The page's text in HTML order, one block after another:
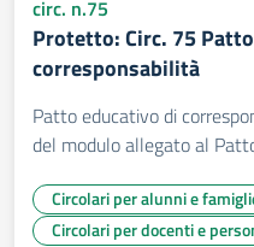
circ. n.75
Protetto: Circ. 75
corresponsabilità
Patto educativo di
del modulo allegato al
Circolari per alunni e
Circolari per docenti e